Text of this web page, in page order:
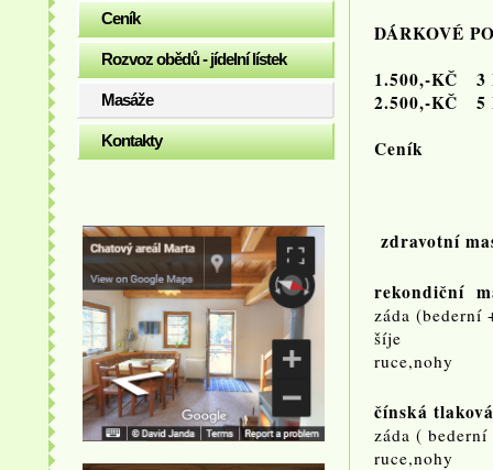
Ceník
Rozvoz obědů - jídelní lístek
Masáže
Kontakty
DÁRKOVÉ
1.500,-KČ 3
2.500,-KČ 5
Ceník
zdravotní
rekondiční
záda
šíje
čínská
záda (